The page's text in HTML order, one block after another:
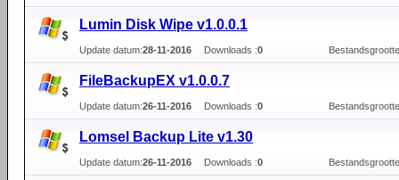
Lumin Disk Wipe v1.0.0.1
Update datum:28-11-2016 Downloads :0
FileBackupEX v1.0.0.7
Update datum:26-11-2016 Downloads :0
Lomsel Backup Lite v1.30
Update datum:26-11-2016 Downloads :0